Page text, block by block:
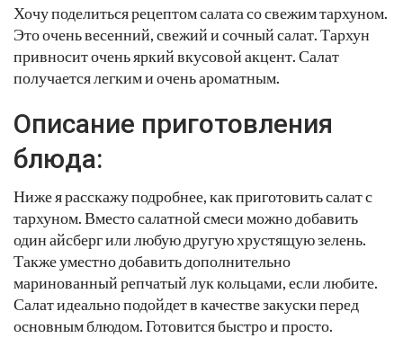
Хочу поделиться рецептом салата со свежим тархуном.
Это очень весенний, свежий и сочный салат. Тархун
привносит очень яркий вкусовой акцент. Салат
получается легким и очень ароматным.
Описание приготовления
блюда:
Ниже я расскажу подробнее, как приготовить салат с
тархуном. Вместо салатной смеси можно добавить
один айсберг или любую другую хрустящую зелень.
Также уместно добавить дополнительно
маринованный репчатый лук кольцами, если любите.
Салат идеально подойдет в качестве закуски перед
основным блюдом. Готовится быстро и просто.